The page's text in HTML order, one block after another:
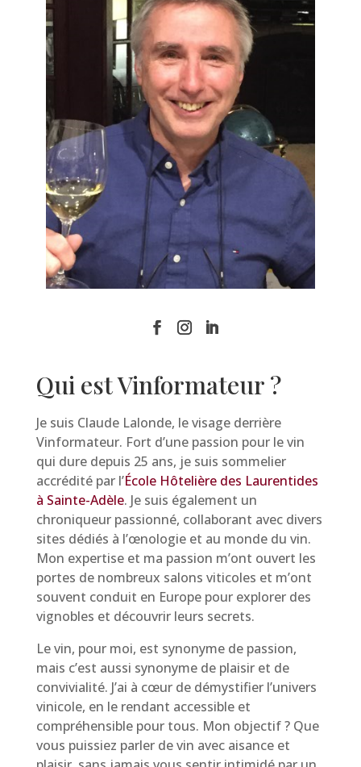
Qui est Vinformateur ?
Je suis Claude Lalonde, le visage derrière
Vinformateur. Fort d’une passion pour le vin
qui dure depuis 25 ans, je suis sommelier
accrédité par l’École Hôtelière des Laurentides
à Sainte-Adèle. Je suis également un
chroniqueur passionné, collaborant avec divers
sites dédiés à l’œnologie et au monde du vin.
Mon expertise et ma passion m’ont ouvert les
portes de nombreux salons viticoles et m’ont
souvent conduit en Europe pour explorer des
vignobles et découvrir leurs secrets.
Le vin, pour moi, est synonyme de passion,
mais c’est aussi synonyme de plaisir et de
convivialité. J’ai à cœur de démystifier l’univers
vinicole, en le rendant accessible et
compréhensible pour tous. Mon objectif ? Que
vous puissiez parler de vin avec aisance et